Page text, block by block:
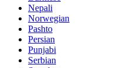
Nepali
Norwegian
Pashto
Persian
Punjabi
Serbian